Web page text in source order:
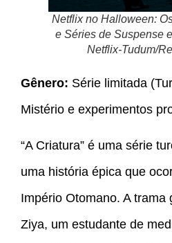
Netflix no Halloween:
e Séries de Suspense
Netflix-Tudum/
Gênero: Série limitada
Mistério e experimentos
“A Criatura” é uma série
uma história épica que
Império Otomano. A trama
Ziya, um estudante de